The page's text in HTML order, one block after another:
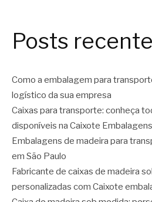
Posts
Como a embalagem para
logístico da sua empresa
Caixas para transporte: conheça
disponíveis na Caixote Embalagens
Embalagens de madeira para
em São Paulo
Fabricante de caixas de madeira
personalizadas com Caixote